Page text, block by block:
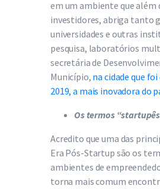
em um ambiente que além
investidores, abriga tanto
universidades e outras
pesquisa, laboratórios
secretária de
Município, na cidade que
2019, a mais inovadora do
Os termos
Acredito que uma das
Era Pós-Startup são os
ambientes de
torna mais comum